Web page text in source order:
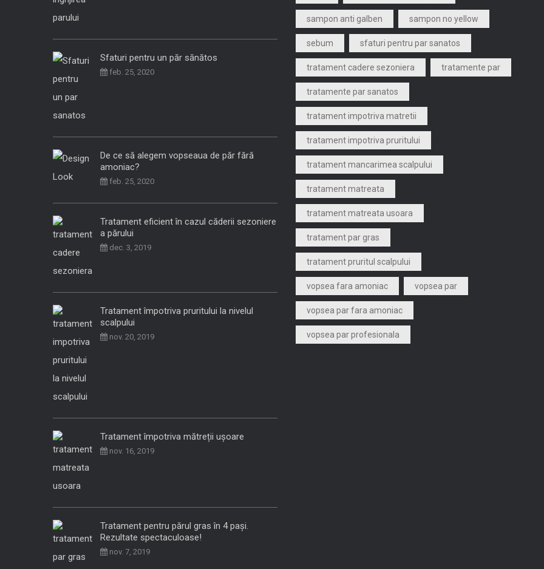
Sfaturi pentru un păr sănătos
feb. 25, 2020
De ce să alegem vopseaua de păr fără
amoniac?
feb. 25, 2020
Tratament eficient în cazul căderii sezoniere
a părului
dec. 3, 2019
Tratament împotriva pruritului la nivelul
scalpului
nov. 20, 2019
Tratament împotriva mătreții ușoare
nov. 16, 2019
Tratament pentru părul gras în 4 pași.
Rezultate spectaculoase!
nov. 7, 2019
sampon anti galben sampon no yellow
sebum sfaturi pentru par sanatos
tratament cadere sezoniera tratamente par
tratamente par sanatos
tratament impotriva matretii
tratament impotriva pruritului
tratament mancarimea scalpului
tratament matreata
tratament matreata usoara
tratament par gras
tratament pruritul scalpului
vopsea fara amoniac vopsea par
vopsea par fara amoniac
vopsea par profesionala